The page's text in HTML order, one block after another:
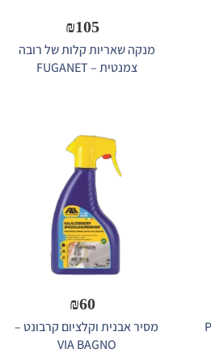
₪105
מנקה שאריות קלות של רובה
צמנטית – FUGANET
₪60
מסיר אבנית וקלציום קרבונט –
VIA BAGNO